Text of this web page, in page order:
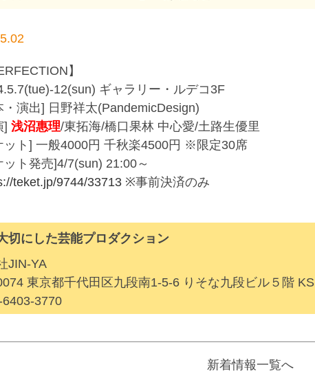
】
12(sun) ギャラリー・ルデコ3F
・演出] 日野祥太(PandemicDesign)
] 浅沼惠理/東拓海/橋口果林 中心愛/土路生優里
ット] 一般4000円 千秋楽4500円 ※限定30席
ット発売]4/7(sun) 21:00～
teket.jp/9744/33713 ※事前決済のみ
切にした芸能プロダクション
JIN-YA
東京都千代田区九段南1-5-6 りそな九段ビル５階
6403-3770
新着情報一覧へ